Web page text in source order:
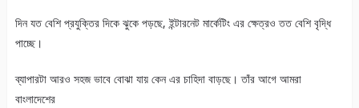
দিন যত বেশি প্রযুক্তির দিকে ঝুকে পড়ছে, ইন্টারনেট মার্কেটিং এর ক্ষেত্রও তত বেশি বৃদ্ধি
পাচ্ছে।
ব্যাপারটা আরও সহজ ভাবে বোঝা যায় কেন এর চাহিদা বাড়ছে। তাঁর আগে আমরা
বাংলাদেশের